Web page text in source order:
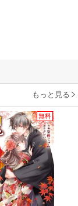
もっと見る
無料